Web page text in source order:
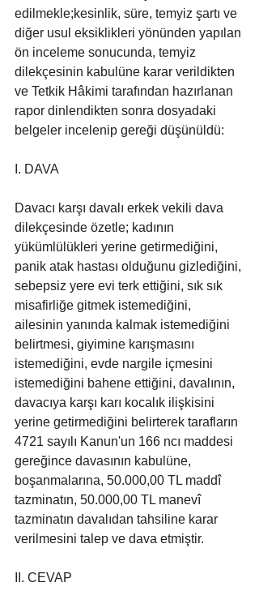
edilmekle;kesinlik, süre, temyiz şartı ve
diğer usul eksiklikleri yönünden yapılan
ön inceleme sonucunda, temyiz
dilekçesinin kabulüne karar verildikten
ve Tetkik Hâkimi tarafından hazırlanan
rapor dinlendikten sonra dosyadaki
belgeler incelenip gereği düşünüldü:
I. DAVA
Davacı karşı davalı erkek vekili dava
dilekçesinde özetle; kadının
yükümlülükleri yerine getirmediğini,
panik atak hastası olduğunu gizlediğini,
sebepsiz yere evi terk ettiğini, sık sık
misafirliğe gitmek istemediğini,
ailesinin yanında kalmak istemediğini
belirtmesi, giyimine karışmasını
istemediğini, evde nargile içmesini
istemediğini bahene ettiğini, davalının,
davacıya karşı karı kocalık ilişkisini
yerine getirmediğini belirterek tarafların
4721 sayılı Kanun'un 166 ncı maddesi
gereğince davasının kabulüne,
boşanmalarına, 50.000,00 TL maddî
tazminatın, 50.000,00 TL manevî
tazminatın davalıdan tahsiline karar
verilmesini talep ve dava etmiştir.
II. CEVAP